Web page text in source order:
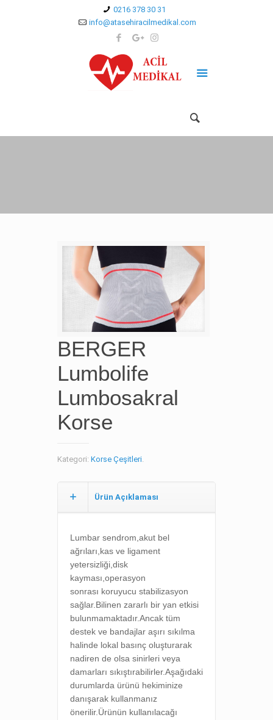
0216 378 30 31
info@atasehiracilmedikal.com
BERGER
Lumbolife
Lumbosakral
Korse
Kategori: Korse Çeşitleri.
Ürün Açıklaması
Lumbar sendrom,akut bel
ağrıları,kas ve ligament
yetersizliği,disk
kayması,operasyon
sonrası koruyucu stabilizasyon
sağlar.Bilinen zararlı bir yan etkisi
bulunmamaktadır.Ancak tüm
destek ve bandajlar aşırı sıkılma
halinde lokal basınç oluşturarak
nadiren de olsa sinirleri veya
damarları sıkıştırabilirler.Aşağıdaki
durumlarda ürünü hekiminize
danışarak kullanmanız
önerilir.Ürünün kullanılacağı